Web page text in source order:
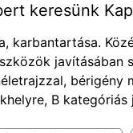
keresünk
karbantartása.
javításában
bérigény
B